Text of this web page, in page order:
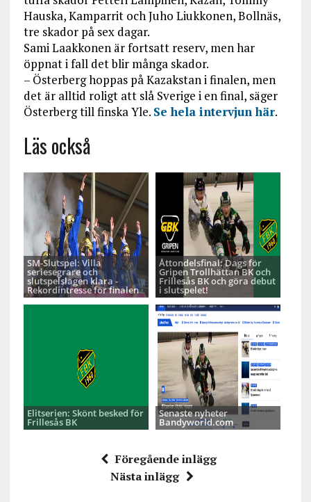
Hauska, Kamparrit och Juho Liukkonen, Bollnäs,
tre skador på sex dagar.
Sami Laakkonen är fortsatt reserv, men har
öppnat i fall det blir många skador.
– Österberg hoppas på Kazakstan i finalen, men
det är alltid roligt att slå Sverige i en final, säger
Österberg till finska Yle. Se hela intervjun här.
Läs också
SM-Slutspel: Villa
seriesegrare och
slutspelslagen klara -
Rekordintresse för finalen
Åttondelsfinal: Dags för
Gripen Trollhättan BK och
Frillesås BK och göra debut
i slutspelet!
Elitserien: Skönt besked för
Frillesås BK
Senaste nyheter
Bandyworld.com
Föregående inlägg
Nästa inlägg